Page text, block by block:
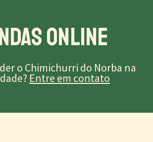
Online
o Chimichurri do Norba na
Entre em contato